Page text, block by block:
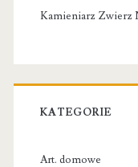
Kamieniarz Zwierz
KATEGORIE
Art. domowe